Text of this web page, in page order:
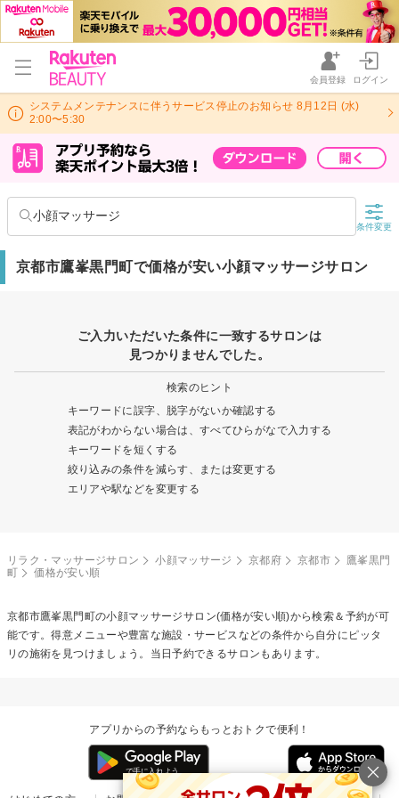
会員登録 ログイン
システムメンテナンスに伴うサービス停止のお知らせ 8月12日 (水)
2:00〜5:30
小顔マッサージ
条件変更
京都市鷹峯黒門町で価格が安い小顔マッサージサロン
ご入力いただいた条件に一致するサロンは
見つかりませんでした。
検索のヒント
キーワードに誤字、脱字がないか確認する
表記がわからない場合は、すべてひらがなで入力する
キーワードを短くする
絞り込みの条件を減らす、または変更する
エリアや駅などを変更する
リラク・マッサージサロン 小顔マッサージ 京都府 京都市
鷹峯黒門
町
価格が安い順
京都市鷹峯黒門町の小顔マッサージサロン(価格が安い順)から検索＆予約が可
能です。得意メニューや豊富な施設・サービスなどの条件から自分にピッタ
リの施術を見つけましょう。当日予約できるサロンもあります。
アプリからの予約ならもっとおトクで便利！